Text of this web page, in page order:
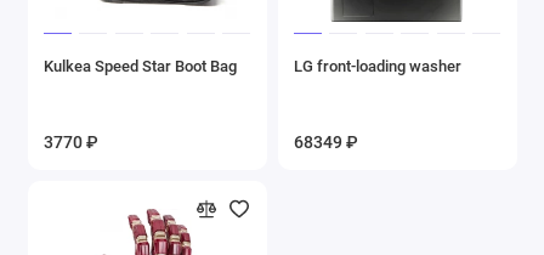
Kulkea Speed Star Boot Bag
3770 ₽
LG front-loading washer
68349 ₽